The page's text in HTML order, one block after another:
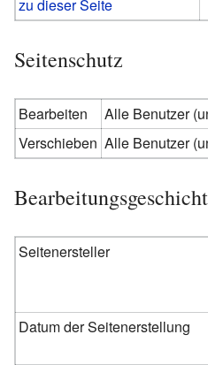
zu dieser Seite
Seitenschutz
Bearbeiten
Alle Benutzer
Verschieben Alle Benutzer
Seitenersteller
Datum der Seitenerstellung